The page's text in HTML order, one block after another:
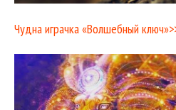
Чудна играчка «Волшебный